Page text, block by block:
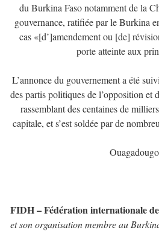
du Burkina Faso notamment de la
gouvernance, ratifiée par le Burkina
cas «[d’]amendement ou [de]
porte atteinte aux
L’annonce du gouvernement a été
des partis politiques de l’opposition
rassemblant des centaines de
capitale, et s’est soldée par de
FIDH – Fédération internationale
et son organisation membre au